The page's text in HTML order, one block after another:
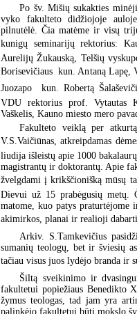
Po šv. Mišių sukakties
vyko fakulteto didžiojoje
pilnutėlė. Čia matėme ir visų
kunigų seminarijų rektorius:
Aurelijų Žukauską, Telšių
Borisevičiaus  kun. Antaną Lapę,
Juozapo  kun. Robertą
VDU rektorius prof. Vytautas
Vaškelis, Kauno miesto mero
Fakulteto veiklą per
V.S.Vaičiūnas, atkreipdamas
liudija išleistų apie 1000
magistrantų ir doktorantų. Apie
žvelgdami į krikščionišką mūsų
Dievui už 15 prabėgusių metų.
matome, kuo patys praturtėjome
akimirkos, planai ir realioji
Arkiv. S.Tamkevičius
sumanių teologų, bet ir šviesių
tačiau visus juos lydėjo branda ir
Šiltą sveikinimo ir
fakultetui popiežiaus Benedikto
žymus teologas, tad jam yra
palinkėjo fakultetui būti mokslo